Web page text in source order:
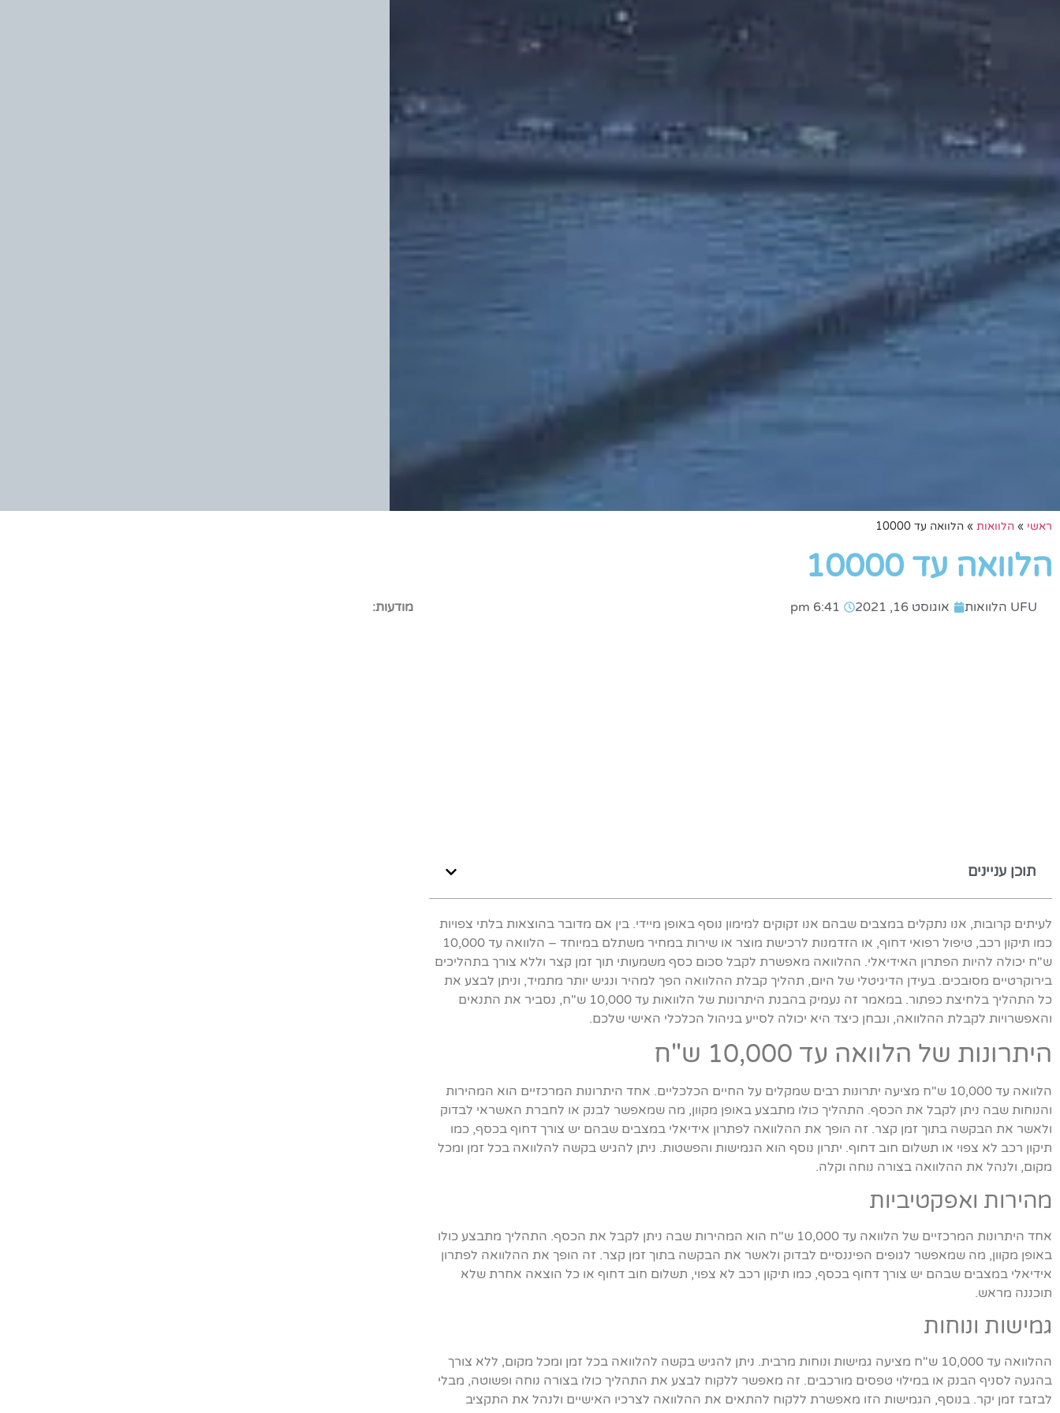
ראשי » הלוואות » הלוואה עד 10000
הלוואה עד 10000
UFU הלוואות אוגוסט 16, 2021 6:41 pm
תוכן עניינים
לעיתים קרובות, אנו נתקלים במצבים שבהם אנו זקוקים למימון נוסף באופן מיידי. בין אם מדובר בהוצאות בלתי צפויות
כמו תיקון רכב, טיפול רפואי דחוף, או הזדמנות לרכישת מוצר או שירות במחיר משתלם במיוחד – הלוואה עד 10,000
ש"ח יכולה להיות הפתרון האידיאלי. ההלוואה מאפשרת לקבל סכום כסף משמעותי תוך זמן קצר וללא צורך בתהליכים
בירוקרטיים מסובכים. בעידן הדיגיטלי של היום, תהליך קבלת ההלוואה הפך למהיר ונגיש יותר מתמיד, וניתן לבצע את
כל התהליך בלחיצת כפתור. במאמר זה נעמיק בהבנת היתרונות של הלוואות עד 10,000 ש"ח, נסביר את התנאים
והאפשרויות לקבלת ההלוואה, ונבחן כיצד היא יכולה לסייע בניהול הכלכלי האישי שלכם.
היתרונות של הלוואה עד 10,000 ש"ח
הלוואה עד 10,000 ש"ח מציעה יתרונות רבים שמקלים על החיים הכלכליים. אחד היתרונות המרכזיים הוא המהירות
והנוחות שבה ניתן לקבל את הכסף. התהליך כולו מתבצע באופן מקוון, מה שמאפשר לבנק או לחברת האשראי לבדוק
ולאשר את הבקשה בתוך זמן קצר. זה הופך את ההלוואה לפתרון אידיאלי במצבים שבהם יש צורך דחוף בכסף, כמו
תיקון רכב לא צפוי או תשלום חוב דחוף. יתרון נוסף הוא הגמישות והפשטות. ניתן להגיש בקשה להלוואה בכל זמן ומכל
מקום, ולנהל את ההלוואה בצורה נוחה וקלה.
מהירות ואפקטיביות
אחד היתרונות המרכזיים של הלוואה עד 10,000 ש"ח הוא המהירות שבה ניתן לקבל את הכסף. התהליך מתבצע כולו
באופן מקוון, מה שמאפשר לגופים הפיננסיים לבדוק ולאשר את הבקשה בתוך זמן קצר. זה הופך את ההלוואה לפתרון
אידיאלי במצבים שבהם יש צורך דחוף בכסף, כמו תיקון רכב לא צפוי, תשלום חוב דחוף או כל הוצאה אחרת שלא
תוכננה מראש.
גמישות ונוחות
ההלוואה עד 10,000 ש"ח מציעה גמישות ונוחות מרבית. ניתן להגיש בקשה להלוואה בכל זמן ומכל מקום, ללא צורך
בהגעה לסניף הבנק או במילוי טפסים מורכבים. זה מאפשר ללקוח לבצע את התהליך כולו בצורה נוחה ופשוטה, מבלי
לבזבז זמן יקר. בנוסף, הגמישות הזו מאפשרת ללקוח להתאים את ההלוואה לצרכיו האישיים ולנהל את התקציב
מודעות: